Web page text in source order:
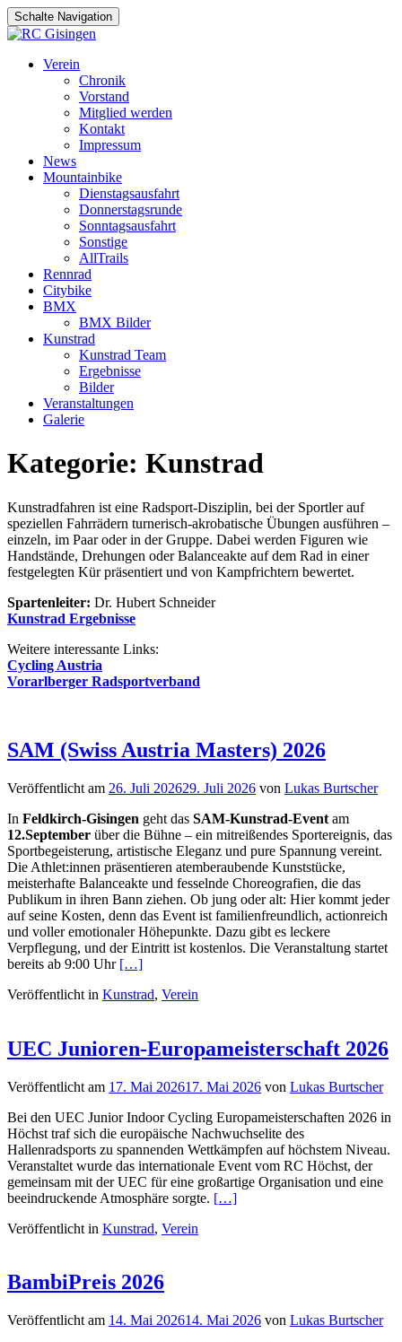
Schalte Navigation
Zum
Verein
Chronik
Vorstand
Mitglied werden
Kontakt
Impressum
News
Mountainbike
Dienstagsausfahrt
Donnerstagsrunde
Sonntagsausfahrt
Sonstige
AllTrails
Rennrad
Citybike
BMX
BMX Bilder
Kunstrad
Kunstrad Team
Ergebnisse
Bilder
Veranstaltungen
Galerie
Kategorie: Kunstrad
Kunstradfahren ist eine Radsport-Disziplin, bei der Sportler auf
speziellen Fahrrädern turnerisch-akrobatische Übungen ausführen –
einzeln, im Paar oder in der Gruppe. Dabei werden Figuren wie
Handstände, Drehungen oder Balanceakte auf dem Rad in einer
festgelegten Kür präsentiert und von Kampfrichtern bewertet.
Spartenleiter: Dr. Hubert Schneider
Kunstrad Ergebnisse
Weitere interessante Links:
Cycling Austria
Vorarlberger Radsportverband
SAM (Swiss Austria Masters) 2026
Veröffentlicht am 26. Juli 202629. Juli 2026 von Lukas Burtscher
In Feldkirch-Gisingen geht das SAM-Kunstrad-Event am
12.September über die Bühne – ein mitreißendes Sportereignis, das
Sportbegeisterung, artistische Eleganz und pure Spannung vereint.
Die Athlet:innen präsentieren atemberaubende Kunststücke,
meisterhafte Balanceakte und fesselnde Choreografien, die das
Publikum in ihren Bann ziehen. Ob jung oder alt: Hier kommt jeder
auf seine Kosten, denn das Event ist familienfreundlich, actionreich
und voller emotionaler Höhepunkte. Dazu gibt es leckere
Verpflegung, und der Eintritt ist kostenlos. Die Veranstaltung startet
bereits ab 9:00 Uhr […]
Veröffentlicht in Kunstrad, Verein
UEC Junioren-Europameisterschaft 2026
Veröffentlicht am 17. Mai 202617. Mai 2026 von Lukas Burtscher
Bei den UEC Junior Indoor Cycling Europameisterschaften 2026 in
Höchst traf sich die europäische Nachwuchselite des
Hallenradsports zu spannenden Wettkämpfen auf höchstem Niveau.
Veranstaltet wurde das internationale Event vom RC Höchst, der
gemeinsam mit der UEC für eine großartige Organisation und eine
beeindruckende Atmosphäre sorgte. […]
Veröffentlicht in Kunstrad, Verein
BambiPreis 2026
Veröffentlicht am 14. Mai 202614. Mai 2026 von Lukas Burtscher